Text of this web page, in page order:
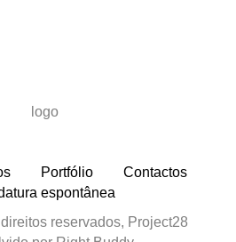
Portfólio
Contactos
espontânea
reservados, Project28